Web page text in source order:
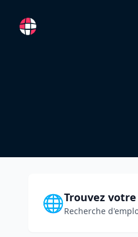
RemoteFR
🌐Trouvez
Recherche